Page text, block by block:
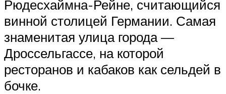
Рюдесхаймна-Рейне, считающийся
винной столицей Германии. Самая
знаменитая улица города —
Дроссельгассе, на которой
ресторанов и кабаков как сельдей в
бочке.